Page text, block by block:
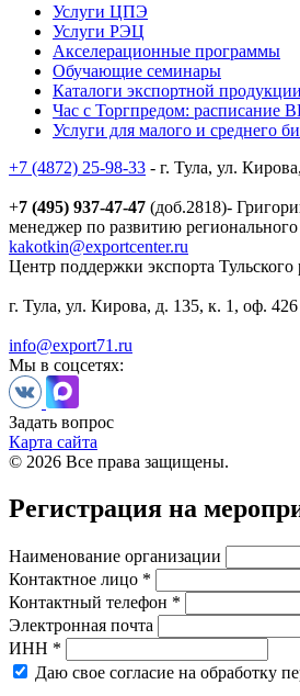
Услуги ЦПЭ
Услуги РЭЦ
Акселерационные программы
Обучающие семинары
Каталоги экспортной продукции
Час с Торгпредом: расписание
Услуги для малого и среднего
+7 (4872) 25-98-33 - г. Тула, ул.
+7 (495) 937-47-47 (доб.2818)-
менеджер по развитию
kakotkin@exportcenter.ru
Центр поддержки экспорта
г. Тула, ул. Кирова, д. 135, к. 1, оф. 426
info@export71.ru
Мы в соцсетях:
Задать вопрос
Карта сайта
© 2026 Все права защищены.
Регистрация на
Наименование организации
Контактное лицо *
Контактный телефон *
Электронная почта
ИНН *
Даю свое согласие на обработку